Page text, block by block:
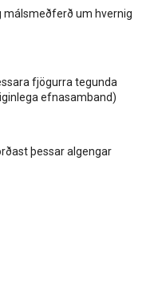
málsmeðferð um hvernig
fjögurra tegunda
efnasamband)
þessar algengar